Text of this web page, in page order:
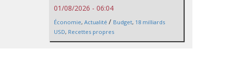
01/08/2026 - 06:04
Économie, Actualité / Budget, 18 milliards
USD, Recettes propres